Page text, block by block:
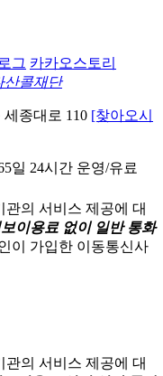
그 카카오스토리
산콜재단
세종대로 110 [찾아오시
일 24시간 운영/유료
관의 서비스 제공에 대
이용료 없이 일반 통화
이 가입한 이동통신사
관의 서비스 제공에 대